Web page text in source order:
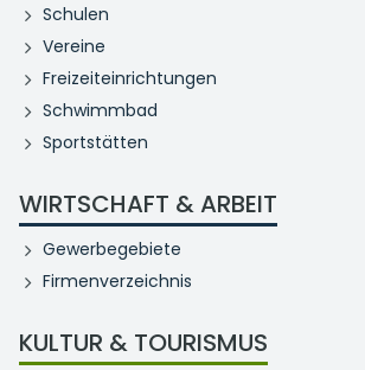
Schulen
Vereine
Freizeiteinrichtungen
Schwimmbad
Sportstätten
WIRTSCHAFT & ARBEIT
Gewerbegebiete
Firmenverzeichnis
KULTUR & TOURISMUS